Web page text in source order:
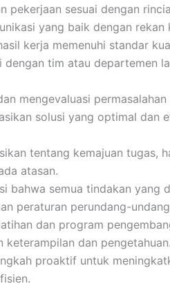
pekerjaan sesuai dengan
yang baik dengan
kerja memenuhi standar
dengan tim atau departemen
mengevaluasi
solusi yang optimal dan
tentang kemajuan tugas,
atasan.
bahwa semua tindakan yang
peraturan perundang-
dan program
keterampilan dan pengetahuan.
proaktif untuk